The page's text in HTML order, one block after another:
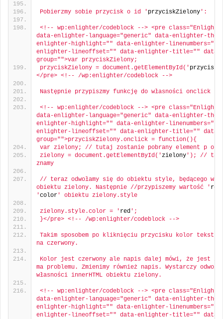
Pobierzmy sobie przycisk o id ' przyciskZielony ':
<!-- wp:enlighter/codeblock --> <pre
data-enlighter-language="generic" data-enlighter-
enlighter-highlight="" data-enlighter-linenumbers=""
enlighter-lineoffset="" data-enlighter-title="" data-
group="">var przyciskZielony;
przyciskZielony = document.getElementById('
</pre> <!-- /wp:enlighter/codeblock -->
Następnie przypiszmy funkcję do własności onclick
<!-- wp:enlighter/codeblock --> <pre
data-enlighter-language="generic" data-enlighter-
enlighter-highlight="" data-enlighter-linenumbers=""
enlighter-lineoffset="" data-enlighter-title="" data-
group="">przyciskZielony.onclick = function(){
var zielony; // tutaj zostanie pobrany element p o
zielony = document.getElementById('zielony '); // tą
znamy
// teraz odwołamy się do obiektu style, będącego
obiektu zielony. Następnie //przypiszemy wartość ' red
'color ' obiektu zielony.style
zielony.style.color = ' red ';
}</pre> <!-- /wp:enlighter/codeblock -->
Takim sposobem po kliknięciu przycisku kolor tekstu
na czerwony.
Kolor jest czerwony ale napis dalej mówi, że jest
ma problemu. Zmienimy również napis. Wystarczy
własności innerHTML obiektu zielony.
<!-- wp:enlighter/codeblock --> <pre
data-enlighter-language="generic" data-enlighter-
enlighter-highlight="" data-enlighter-linenumbers=""
enlighter-lineoffset="" data-enlighter-title="" data-